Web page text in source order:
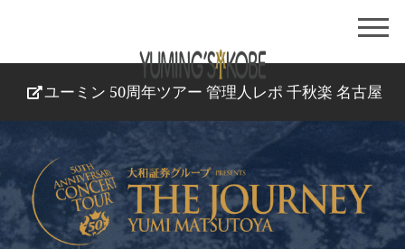
ユーミン 50周年ツアー 管理人レポ 千秋楽 名古屋